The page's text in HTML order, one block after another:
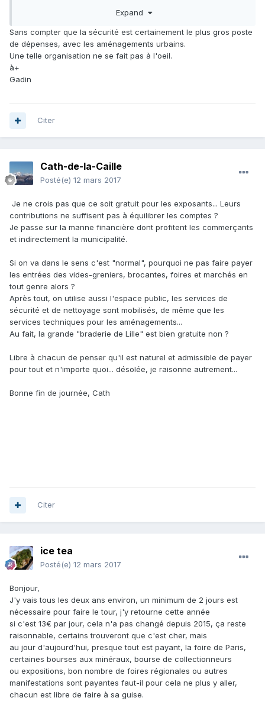
minéralogie du coin qui organisent une bourse (dans une
mais là, ça sent le profit à plein nez et ça refroidit mes
ardeurs...
Expand
Sans compter que la sécurité est certainement le plus gros poste
de dépenses, avec les aménagements urbains.
Une telle organisation ne se fait pas à l'oeil.
à+
Gadin
Citer
Cath-de-la-Caille
Posté(e) 12 mars 2017
Je ne crois pas que ce soit gratuit pour les exposants... Leurs
contributions ne suffisent pas à équilibrer les comptes ?
Je passe sur la manne financière dont profitent les commerçants
et indirectement la municipalité.
Si on va dans le sens c'est "normal", pourquoi ne pas faire payer
les entrées des vides-greniers, brocantes, foires et marchés en
tout genre alors ?
Après tout, on utilise aussi l'espace public, les services de
sécurité et de nettoyage sont mobilisés, de même que les
services techniques pour les aménagements...
Au fait, la grande "braderie de Lille" est bien gratuite non ?
Libre à chacun de penser qu'il est naturel et admissible de payer
pour tout et n'importe quoi... désolée, je raisonne autrement...
Bonne fin de journée, Cath
Citer
ice tea
Posté(e) 12 mars 2017
Bonjour,
J'y vais tous les deux ans environ, un minimum de 2 jours est
nécessaire pour faire le tour, j'y retourne cette année
si c'est 13€ par jour, cela n'a pas changé depuis 2015, ça reste
raisonnable, certains trouveront que c'est cher, mais
au jour d'aujourd'hui, presque tout est payant, la foire de Paris,
certaines bourses aux minéraux, bourse de collectionneurs
ou expositions, bon nombre de foires régionales ou autres
manifestations sont payantes faut-il pour cela ne plus y aller,
chacun est libre de faire à sa guise.